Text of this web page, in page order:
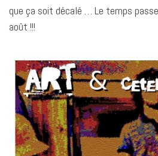
que ça soit décalé … Le temps
août !!!